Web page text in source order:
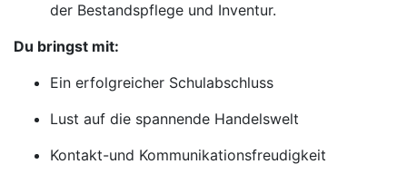
der Bestandspflege und Inventur.
Du bringst mit:
Ein erfolgreicher Schulabschluss
Lust auf die spannende Handelswelt
Kontakt-und Kommunikationsfreudigkeit